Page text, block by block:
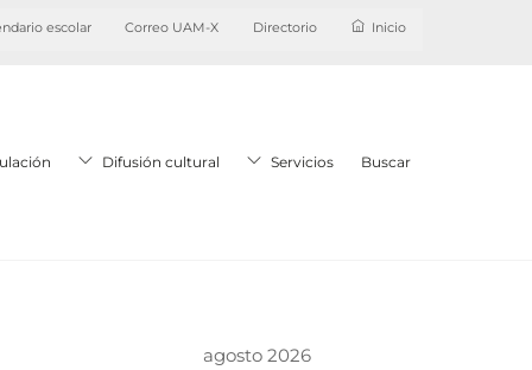
escolar Correo UAM-X Directorio Inicio
Difusión cultural Servicios Buscar
agosto 2026